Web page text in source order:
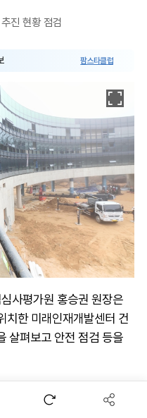
진 현황 점검
팜스타클럽
사평가원 홍승권 원장은
치한 미래인재개발센터 건
살펴보고 안전 점검 등을
직접 확인하는 현장 중심 경